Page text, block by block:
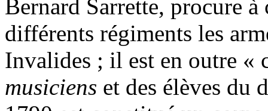
Bernard Sarrette, procure
différents régiments les
Invalides ; il est en outre «
musiciens et des élèves du